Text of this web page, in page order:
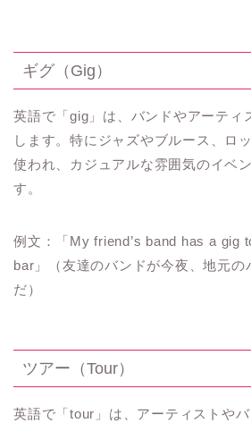
ギグ（Gig）
英語で「gig」は、バンドやアーティ
します。特にジャズやブルース、ロ
使われ、カジュアルな雰囲気のイベ
す。
例文：「My friend’s band has a gig
bar」（友達のバンドが今夜、地元の
だ）
ツアー（Tour）
英語で「tour」は、アーティストや